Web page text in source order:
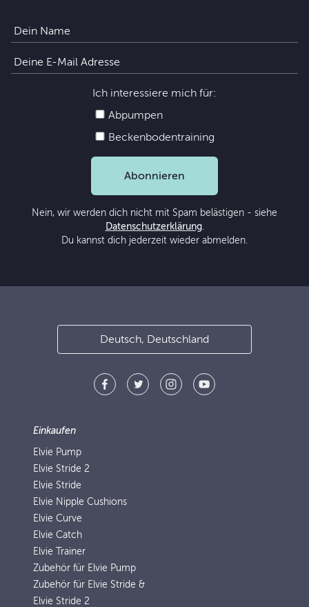
Ich interessiere mich für:
Abpumpen
Beckenbodentraining
Abonnieren
Nein, wir werden dich nicht mit Spam belästigen - siehe
Datenschutzerklärung.
Du kannst dich jederzeit wieder abmelden.
Deutsch, Deutschland
Einkaufen
Elvie Pump
Elvie Stride 2
Elvie Stride
Elvie Nipple Cushions
Elvie Curve
Elvie Catch
Elvie Trainer
Zubehör für Elvie Pump
Zubehör für Elvie Stride &
Elvie Stride 2